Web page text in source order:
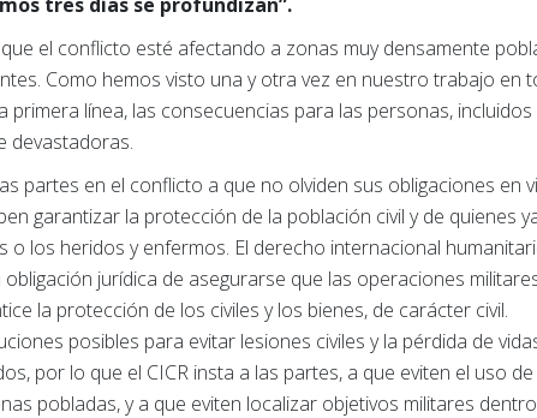
el conflicto esté afectando a zonas muy densamente
Como hemos visto una y otra vez en nuestro trabajo en
primera línea, las consecuencias para las personas,
devastadoras.
partes en el conflicto a que no olviden sus obligaciones en
garantizar la protección de la población civil y de quienes
o los heridos y enfermos. El derecho internacional
jurídica de asegurarse que las operaciones
la protección de los civiles y los bienes, de carácter civil.
posibles para evitar lesiones civiles y la pérdida de
por lo que el CICR insta a las partes, a que eviten el uso
pobladas, y a que eviten localizar objetivos militares